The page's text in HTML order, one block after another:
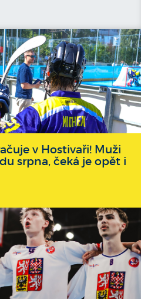
v Hostivaři! Muži
srpna, čeká je opět i